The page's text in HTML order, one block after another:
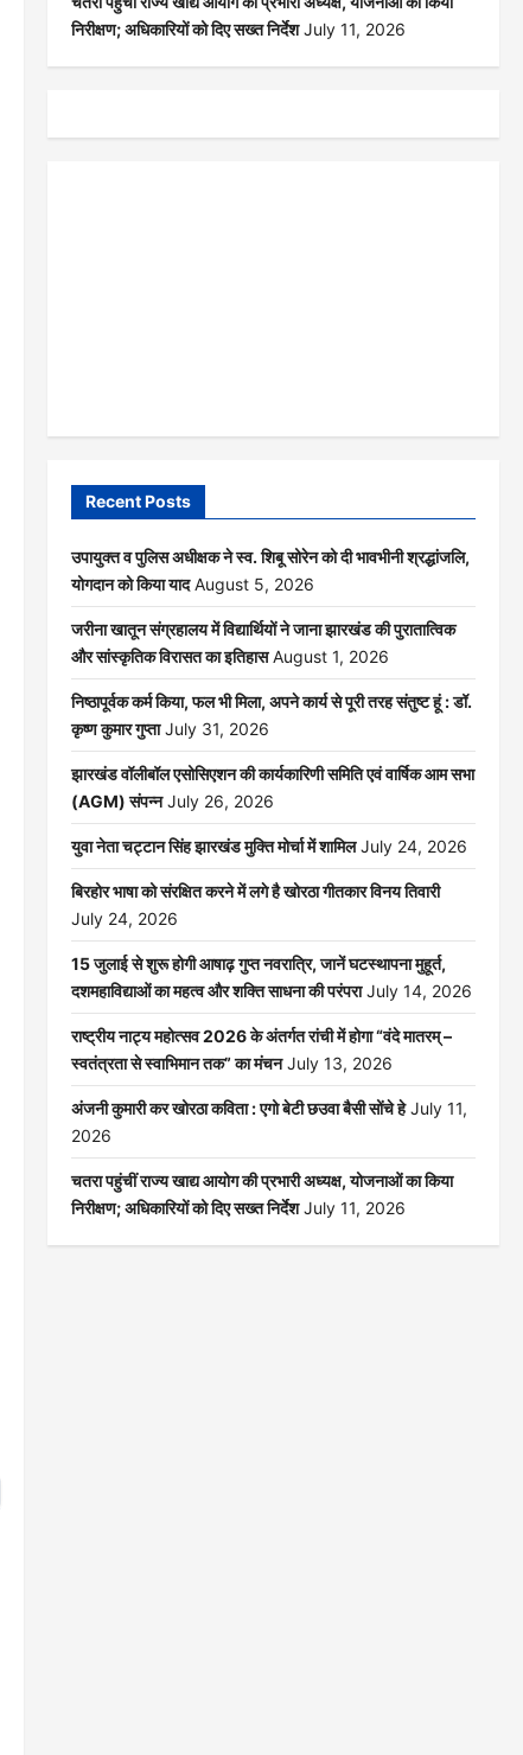
निरीक्षण; अधिकारियों को दिए सख्त निर्देश July 11, 2026
Recent Posts
उपायुक्त व पुलिस अधीक्षक ने स्व. शिबू सोरेन को दी भावभीनी श्रद्धांजलि,
योगदान को किया याद August 5, 2026
जरीना खातून संग्रहालय में विद्यार्थियों ने जाना झारखंड की पुरातात्विक
और सांस्कृतिक विरासत का इतिहास August 1, 2026
निष्ठापूर्वक कर्म किया, फल भी मिला, अपने कार्य से पूरी तरह संतुष्ट हूं : डॉ.
कृष्ण कुमार गुप्ता July 31, 2026
झारखंड वॉलीबॉल एसोसिएशन की कार्यकारिणी समिति एवं वार्षिक आम सभा
(AGM) संपन्न July 26, 2026
युवा नेता चट्टान सिंह झारखंड मुक्ति मोर्चा में शामिल July 24, 2026
बिरहोर भाषा को संरक्षित करने में लगे है खोरठा गीतकार विनय तिवारी
July 24, 2026
15 जुलाई से शुरू होगी आषाढ़ गुप्त नवरात्रि, जानें घटस्थापना मुहूर्त,
दशमहाविद्याओं का महत्व और शक्ति साधना की परंपरा July 14, 2026
राष्ट्रीय नाट्य महोत्सव 2026 के अंतर्गत रांची में होगा “वंदे मातरम् –
स्वतंत्रता से स्वाभिमान तक” का मंचन July 13, 2026
अंजनी कुमारी कर खोरठा कविता : एगो बेटी छउवा बैसी सोंचे हे July 11,
2026
चतरा पहुंचीं राज्य खाद्य आयोग की प्रभारी अध्यक्ष, योजनाओं का किया
निरीक्षण; अधिकारियों को दिए सख्त निर्देश July 11, 2026